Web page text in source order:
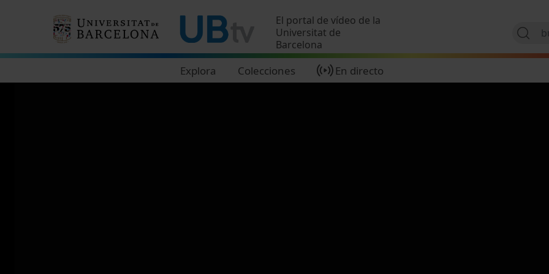
El portal de vídeo de la
Universitat de
Barcelona
Explora Colecciones En directo